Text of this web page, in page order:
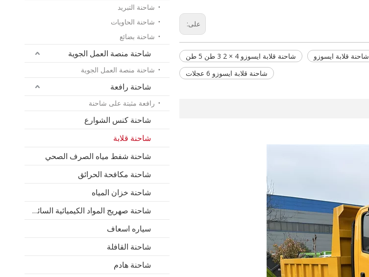
شاحنة التبريد
شاحنة الحاويات
شاحنة بضائع
شاحنة منصة العمل الجوية
شاحنة منصة العمل الجوية
شاحنة رافعة
رافعة مثبتة على شاحنة
شاحنة كنس الشوارع
شاحنة قلابة
شاحنة شفط مياه الصرف الصحي
شاحنة مكافحة الحرائق
شاحنة خزان المياه
شاحنة صهريج المواد الكيميائية السائلة
سياره اسعاف
شاحنة القافلة
شاحنة هادم
على:
شاحنة قلابة ايسوزو 4 × 2 3 طن 5 طن شاحنة قلابة ايسوزو
شاحنة قلابة ايسوزو 6 عجلات